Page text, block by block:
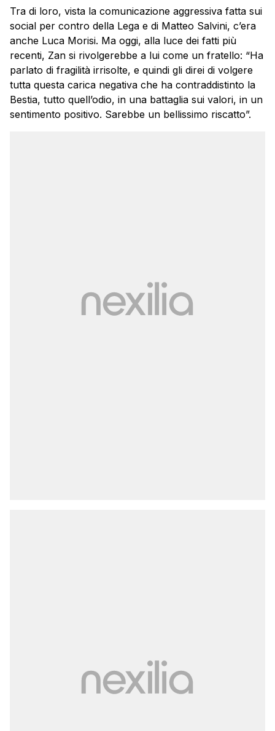
Tra di loro, vista la comunicazione aggressiva fatta sui
social per contro della Lega e di Matteo Salvini, c’era
anche Luca Morisi. Ma oggi, alla luce dei fatti più
recenti, Zan si rivolgerebbe a lui come un fratello: “Ha
parlato di fragilità irrisolte, e quindi gli direi di volgere
tutta questa carica negativa che ha contraddistinto la
Bestia, tutto quell’odio, in una battaglia sui valori, in un
sentimento positivo. Sarebbe un bellissimo riscatto”.